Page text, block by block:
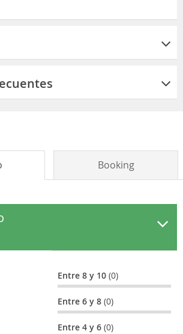
Booking
Entre 8 y 10(0)
Entre 6 y 8(0)
Entre 4 y 6(0)